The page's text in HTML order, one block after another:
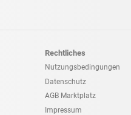
Rechtliches
Nutzungsbedingungen
Datenschutz
AGB Marktplatz
Impressum